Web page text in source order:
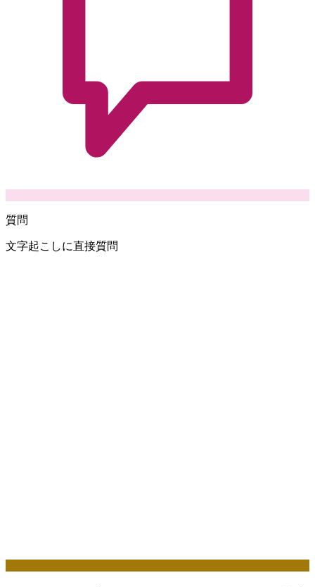
質問
文字起こしに直接質問